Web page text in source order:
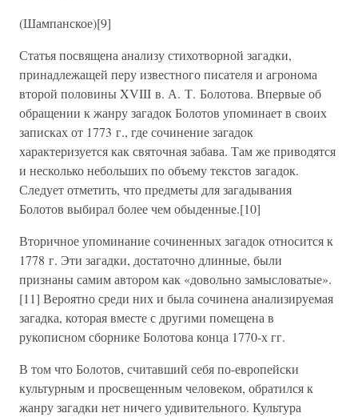
(Шампанское)[9]
Статья посвящена анализу стихотворной загадки,
принадлежащей перу известного писателя и агронома
второй половины XVIII в. А. Т. Болотова. Впервые об
обращении к жанру загадок Болотов упоминает в своих
записках от 1773 г., где сочинение загадок
характеризуется как святочная забава. Там же приводятся
и несколько небольших по объему текстов загадок.
Следует отметить, что предметы для загадывания
Болотов выбирал более чем обыденные.[10]
Вторичное упоминание сочиненных загадок относится к
1778 г. Эти загадки, достаточно длинные, были
признаны самим автором как «довольно замысловатые».
[11] Вероятно среди них и была сочинена анализируемая
загадка, которая вместе с другими помещена в
рукописном сборнике Болотова конца 1770-х гг.
В том что Болотов, считавший себя по-европейски
культурным и просвещенным человеком, обратился к
жанру загадки нет ничего удивительного. Культура